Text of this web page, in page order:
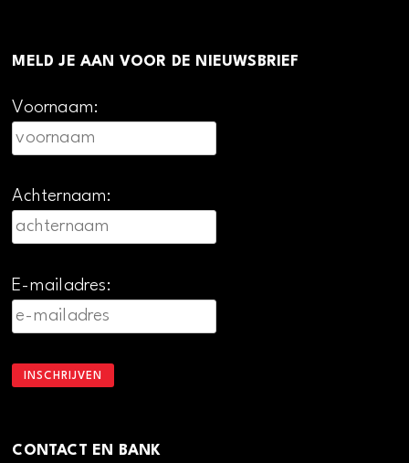
MELD JE AAN VOOR DE NIEUWSBRIEF
Voornaam:
Achternaam:
E-mailadres:
CONTACT EN BANK